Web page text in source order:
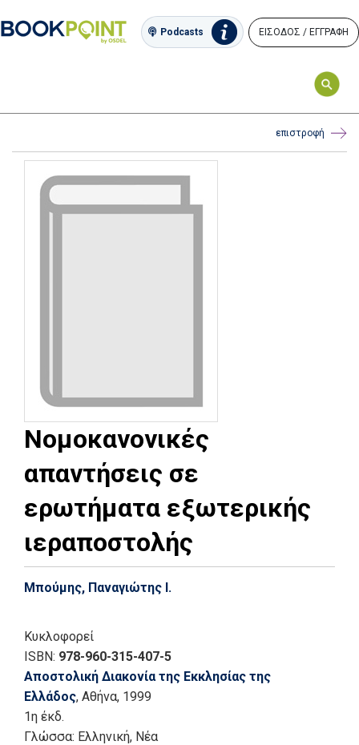
Podcasts ΕΙΣΟΔΟΣ / ΕΓΓΡΑΦΗ
επιστροφή
Νομοκανονικές
απαντήσεις σε
ερωτήματα εξωτερικής
ιεραποστολής
Μπούμης, Παναγιώτης Ι.
Κυκλοφορεί
ISBN: 978-960-315-407-5
Αποστολική Διακονία της Εκκλησίας της
Ελλάδος, Αθήνα, 1999
1η έκδ.
Γλώσσα: Ελληνική, Νέα